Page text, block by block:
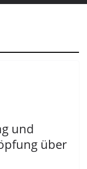
und
über